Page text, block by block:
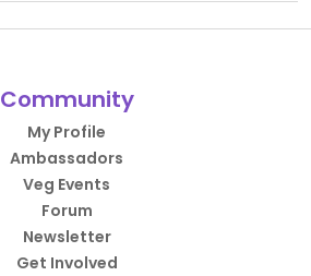
Community
My Profile
Ambassadors
Veg Events
Forum
Newsletter
Get Involved